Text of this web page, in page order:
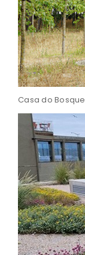
Casa do Bosque